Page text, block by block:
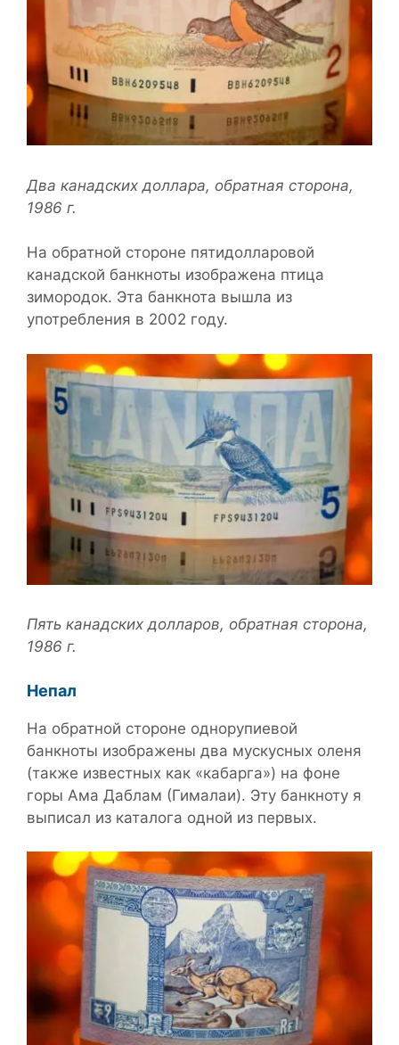
Два канадских доллара, обратная сторона,
1986 г.
На обратной стороне пятидолларовой
канадской банкноты изображена птица
зимородок. Эта банкнота вышла из
употребления в 2002 году.
Пять канадских долларов, обратная сторона,
1986 г.
Непал
На обратной стороне однорупиевой
банкноты изображены два мускусных оленя
(также известных как «кабарга») на фоне
горы Ама Даблам (Гималаи). Эту банкноту я
выписал из каталога одной из первых.